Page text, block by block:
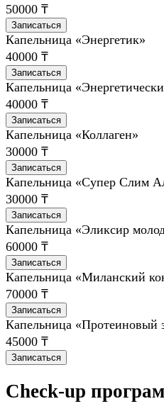
50000 ₸
Записаться
Капельница «Энергетик»
40000 ₸
Записаться
Капельница
40000 ₸
Записаться
Капельница «Коллаген»
30000 ₸
Записаться
Капельница «Супер Слим
30000 ₸
Записаться
Капельница «Эликсир
60000 ₸
Записаться
Капельница «Миланский
70000 ₸
Записаться
Капельница «Протеиновый
45000 ₸
Записаться
Check-up